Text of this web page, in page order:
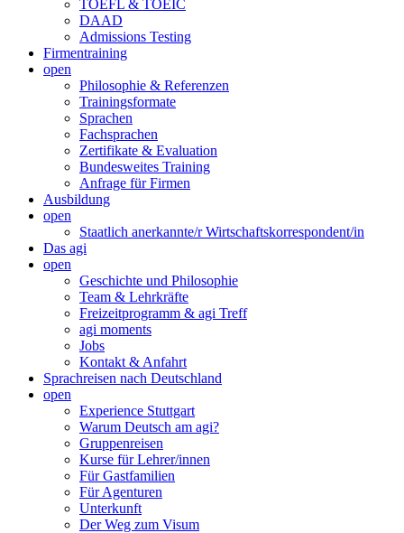
TOEFL & TOEIC
DAAD
Admissions Testing
Firmentraining
open
Philosophie & Referenzen
Trainingsformate
Sprachen
Fachsprachen
Zertifikate & Evaluation
Bundesweites Training
Anfrage für Firmen
Ausbildung
open
Staatlich anerkannte/r Wirtschaftskorrespondent/in
Das agi
open
Geschichte und Philosophie
Team & Lehrkräfte
Freizeitprogramm & agi Treff
agi moments
Jobs
Kontakt & Anfahrt
Sprachreisen nach Deutschland
open
Experience Stuttgart
Warum Deutsch am agi?
Gruppenreisen
Kurse für Lehrer/innen
Für Gastfamilien
Für Agenturen
Unterkunft
Der Weg zum Visum